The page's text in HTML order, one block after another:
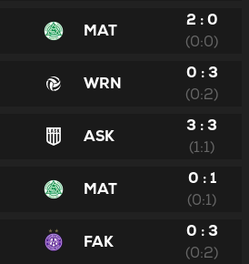
MAT
2 : 0
(0:0)
WRN
0 : 3
(0:2)
ASK
3 : 3
(1:1)
MAT
0 : 1
(0:1)
FAK
0 : 3
(0:2)